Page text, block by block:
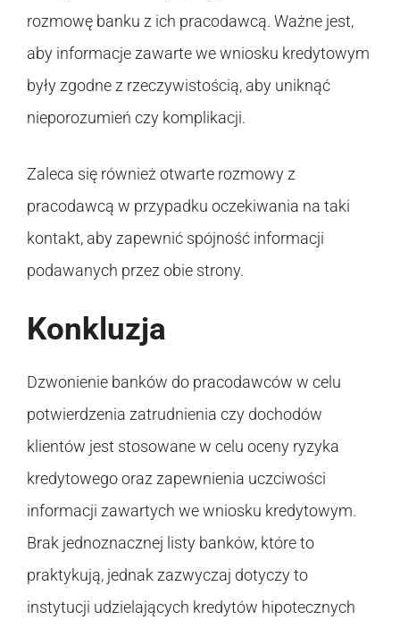
rozmowę banku z ich pracodawcą. Ważne jest,
aby informacje zawarte we wniosku kredytowym
były zgodne z rzeczywistością, aby uniknąć
nieporozumień czy komplikacji.
Zaleca się również otwarte rozmowy z
pracodawcą w przypadku oczekiwania na taki
kontakt, aby zapewnić spójność informacji
podawanych przez obie strony.
Konkluzja
Dzwonienie banków do pracodawców w celu
potwierdzenia zatrudnienia czy dochodów
klientów jest stosowane w celu oceny ryzyka
kredytowego oraz zapewnienia uczciwości
informacji zawartych we wniosku kredytowym.
Brak jednoznacznej listy banków, które to
praktykują, jednak zazwyczaj dotyczy to
instytucji udzielających kredytów hipotecznych